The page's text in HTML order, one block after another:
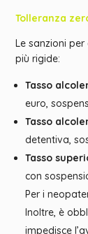
Tolleranza
Le sanzioni
più rigide:
Tasso
euro,
Tasso
detentiva,
Tasso
con
Per i
Inoltre, è
impedisce